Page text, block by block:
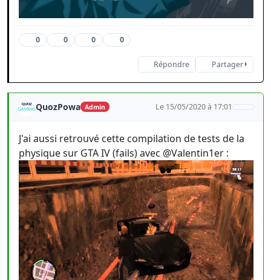
0 0 0 0
Répondre Partager
QuozPowa Admin Le 15/05/2020 à 17:01
J'ai aussi retrouvé cette compilation de tests de la
physique sur GTA IV (fails) avec @Valentin1er :